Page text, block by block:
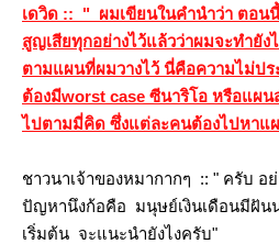
เดวิด :: " ผมเขียนในคำนำว่า ตอน
สูญเสียทุกอย่างไว้แล้วว่าผมจะทำยัง
ตามแผนที่ผมวางไว้ นี่คือความไม่ป
ต้องมีworst case ซีนาริโอ หรือแผน
ไปตามมี่คิด ซึ่งแต่ละคนต้องไปหาแ
ชาวนาเจ้าของหมากากๆ :: " ครับ อ
ปัญหานึงก้อคือ มนุษย์เงินเดือนมีฝัน
เริ่มต้น จะแนะนำยังไงครับ"